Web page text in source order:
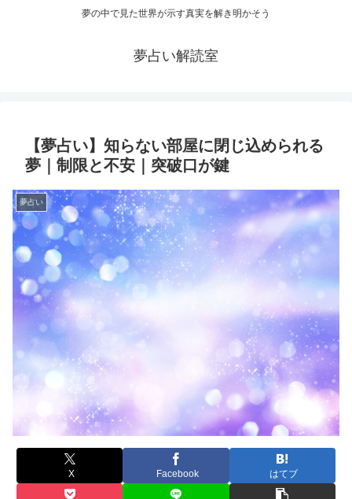
夢の中で見た世界が示す真実を解き明かそう
夢占い解読室
【夢占い】知らない部屋に閉じ込められる
夢｜制限と不安｜突破口が鍵
夢占い
X Facebook はてブ